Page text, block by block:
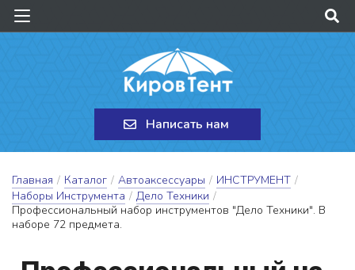
Написать нам
Главная / Каталог / Автоаксессуары / ИНСТРУМЕНТ /
Наборы Инструмента / Дело Техники /
Профессиональный набор инструментов "Дело Техники". В
наборе 72 предмета.